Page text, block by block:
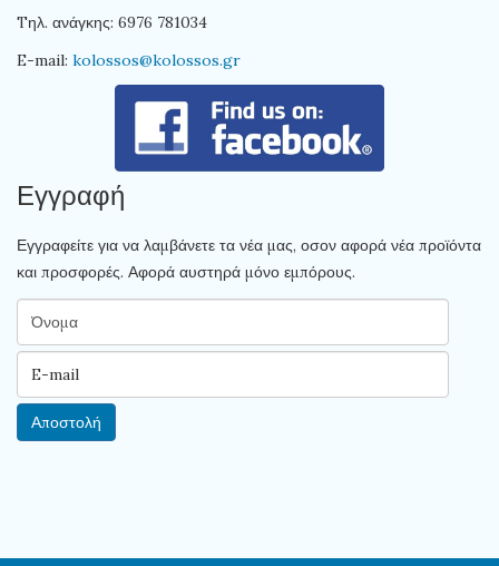
Tηλ. ανάγκης: 6976 781034
E-mail: kolossos@kolossos.gr
Εγγραφή
Εγγραφείτε για να λαμβάνετε τα νέα μας, οσον αφορά νέα προϊόντα
και προσφορές. Αφορά αυστηρά μόνο εμπόρους.